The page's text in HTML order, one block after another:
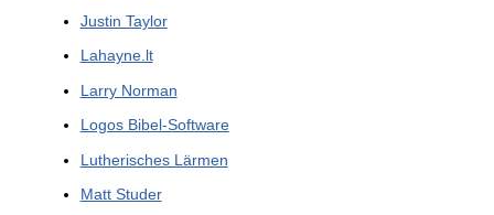
Justin Taylor
Lahayne.lt
Larry Norman
Logos Bibel-Software
Lutherisches Lärmen
Matt Studer